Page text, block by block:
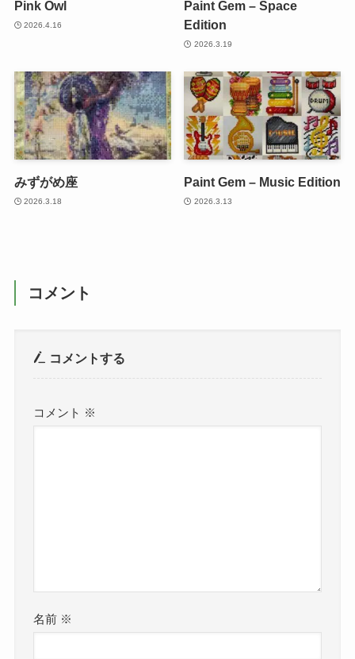
Pink Owl
2026.4.16
Paint Gem – Space
Edition
2026.3.19
みずがめ座
2026.3.18
Paint Gem – Music Edition
2026.3.13
コメント
コメントする
コメント ※
名前 ※